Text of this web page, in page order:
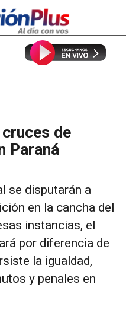
de
Paraná
se disputarán a
en la cancha del
instancias, el
por diferencia de
la igualdad,
y penales en